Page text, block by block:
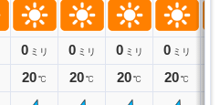
0 ミリ
20℃
0 ミリ
20℃
0 ミリ
20℃
0 ミリ
20℃